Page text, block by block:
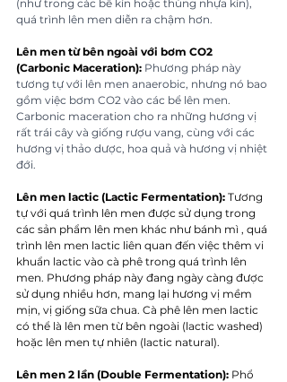
(như trong các bể kín hoặc thùng nhựa kín),
quá trình lên men diễn ra chậm hơn.
Lên men từ bên ngoài với bơm CO2
(Carbonic Maceration): Phương pháp này
tương tự với lên men anaerobic, nhưng nó bao
gồm việc bơm CO2 vào các bể lên men.
Carbonic maceration cho ra những hương vị
rất trái cây và giống rượu vang, cùng với các
hương vị thảo dược, hoa quả và hương vị nhiệt
đới.
Lên men lactic (Lactic Fermentation): Tương
tự với quá trình lên men được sử dụng trong
các sản phẩm lên men khác như bánh mì , quá
trình lên men lactic liên quan đến việc thêm vi
khuẩn lactic vào cà phê trong quá trình lên
men. Phương pháp này đang ngày càng được
sử dụng nhiều hơn, mang lại hương vị mềm
mịn, vị giống sữa chua. Cà phê lên men lactic
có thể là lên men từ bên ngoài (lactic washed)
hoặc lên men tự nhiên (lactic natural).
Lên men 2 lần (Double Fermentation): Phổ